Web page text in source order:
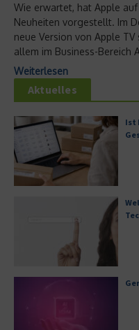
Wie erwartet, hat Apple
Neuheiten vorgestellt. Im
neue Version von Apple
allem im Business-Bereich
Weiterlesen
Aktuelles
Ist